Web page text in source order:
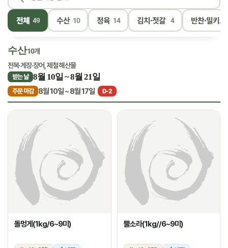
전체 49 수산 10 정육 14 김치·젓갈 4 반찬·밀키트
수산10개
전복·게장·장어, 제철 해산물
받는 날 8월 10일 ~ 8월 21일
주문 마감 8월 10일 ~ 8월 17일 D-2
돌멍게(1kg/6~9미) 뿔소라(1kg//6~9미)